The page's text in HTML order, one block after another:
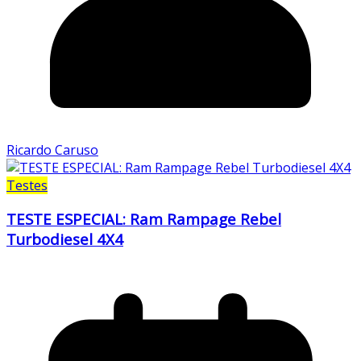
Ricardo Caruso
Testes
TESTE ESPECIAL: Ram Rampage Rebel
Turbodiesel 4X4